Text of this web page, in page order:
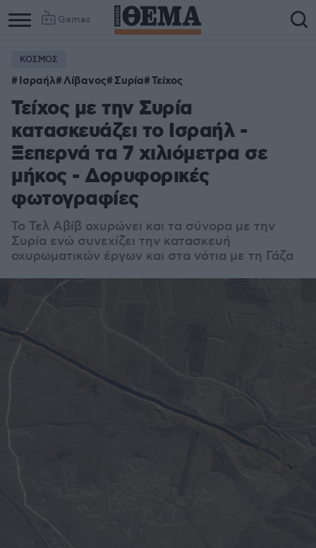
Games
ΚΟΣΜΟΣ
Ισραήλ Λίβανος Συρία Τείχος
Τείχος με την Συρία
κατασκευάζει το Ισραήλ -
Ξεπερνά τα 7 χιλιόμετρα σε
μήκος - Δορυφορικές
φωτογραφίες
Το Τελ Αβίβ οχυρώνει και τα σύνορα με την
Συρία ενώ συνεχίζει την κατασκευή
οχυρωματικών έργων και στα νότια με τη Γάζα